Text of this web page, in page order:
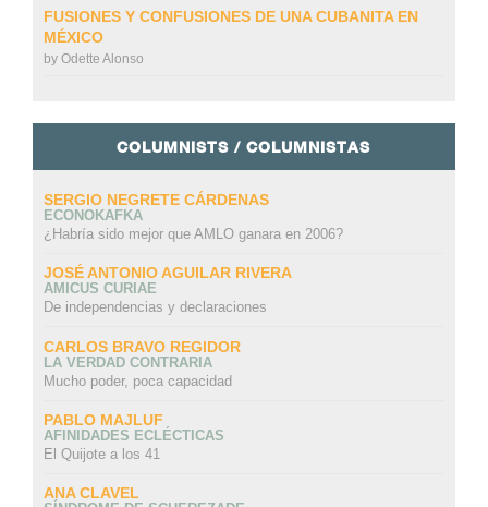
FUSIONES Y CONFUSIONES DE UNA CUBANITA EN
MÉXICO
by Odette Alonso
COLUMNISTS / COLUMNISTAS
SERGIO NEGRETE CÁRDENAS
ECONOKAFKA
¿Habría sido mejor que AMLO ganara en 2006?
JOSÉ ANTONIO AGUILAR RIVERA
AMICUS CURIAE
De independencias y declaraciones
CARLOS BRAVO REGIDOR
LA VERDAD CONTRARIA
Mucho poder, poca capacidad
PABLO MAJLUF
AFINIDADES ECLÉCTICAS
El Quijote a los 41
ANA CLAVEL